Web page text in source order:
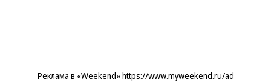
Реклама в «Weekend» https://www.myweekend.ru/ad